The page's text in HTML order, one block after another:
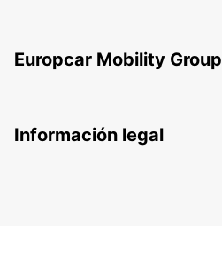
Europcar Mobility Group
Información legal